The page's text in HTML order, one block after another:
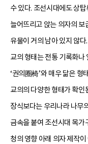
수 있다. 조선시대에도 상
늘어뜨리고 앉는 의자의
유물이 거의 남아 있지 않
교의 형태는 전통 기록화나
‘권의圈椅’와 매우 닮은 형
교의의 다양한 형태가 확
장식보다는 우리나라 나무
금속을 붙여 조선시대 목가
청의 영향 아래 의자 제작